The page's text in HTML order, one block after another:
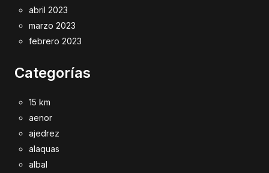
abril 2023
marzo 2023
febrero 2023
Categorías
15 km
aenor
ajedrez
alaquas
albal